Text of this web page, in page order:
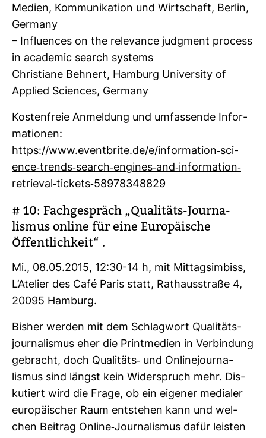
Medien, Kom­mu­ni­ka­tion und Wirt­schaft, Berlin,
Ger­many
– Influ­ences on the rele­vance judgment process
in aca­demic search sys­tems
Chris­tiane Beh­nert, Ham­burg Uni­ver­sity of
Applied Sci­ences, Ger­many
Kos­ten­freie Anmel­dung und umfas­sende Infor­
ma­tionen:
https://www.event­brite.de/e/infor­ma­tion-​sci­
ence-​trends-​search-​engines-​and-​infor­ma­tion-​
retrieval-​tickets-​58978348829
# 10: Fach­ge­spräch „Qua­li­täts-​Jour­na­
lismus online für eine Euro­päi­sche
Öffent­lich­keit“ .
Mi., 08.05.2015, 12:30-14 h, mit Mit­tags­im­biss,
L’Ate­lier des Café Paris statt, Rat­haus­straße 4,
20095 Ham­burg.
Bisher werden mit dem Schlag­wort Qua­li­täts­
jour­na­lismus eher die Print­me­dien in Ver­bin­dung
gebracht, doch Qua­li­täts-​ und Online­jour­na­
lismus sind längst kein Wider­spruch mehr. Dis­
ku­tiert wird die Frage, ob ein eigener medialer
euro­päi­scher Raum ent­stehen kann und wel­
chen Bei­trag Online-​Jour­na­lismus dafür leisten